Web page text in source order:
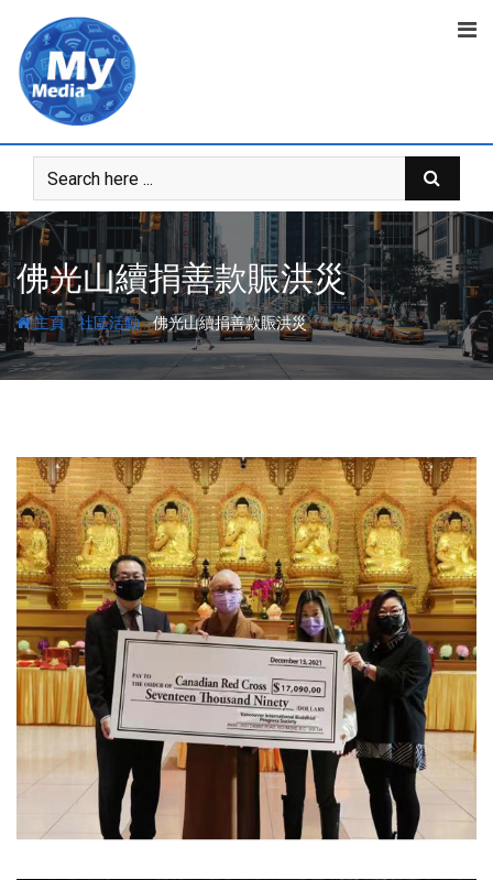
佛光山續捐善款賑洪災
主頁-社區活動-佛光山續捐善款賑洪災